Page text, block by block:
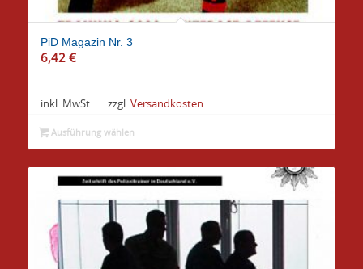
PiD Magazin Nr. 3
6,42 €
inkl. MwSt. zzgl. Versandkosten
Ausführung wählen